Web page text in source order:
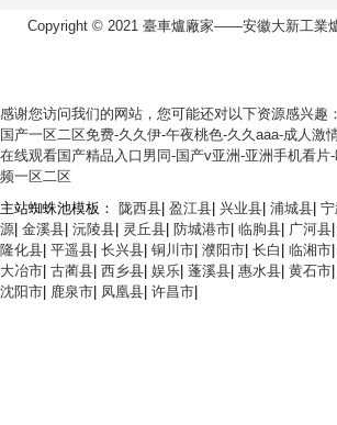
Copyright © 2021 臺車爐廠家——安徽大新工業
感谢您访问我们的网站，您可能还对以下资源感兴趣：
国产一区二区免费-久久伊-午夜桃色-久久aaa-成人激
在线观看国产精品入口男同-国产v亚洲-亚洲手机看片
频一区二区
主站蜘蛛池模板： 陇西县| 盈江县| 兴业县| 浦城县|
源| 金溪县| 沅陵县| 灵丘县| 防城港市| 临朐县| 广河县|
隆化县| 平遥县| 长兴县| 铜川市| 濮阳市| 长白 | 临湘市|
大冶市| 古蔺县| 西乡县| 娱乐| 蓬溪县| 惠水县| 黄石市|
沈阳市| 鹿泉市| 凤凰县| 许昌市|